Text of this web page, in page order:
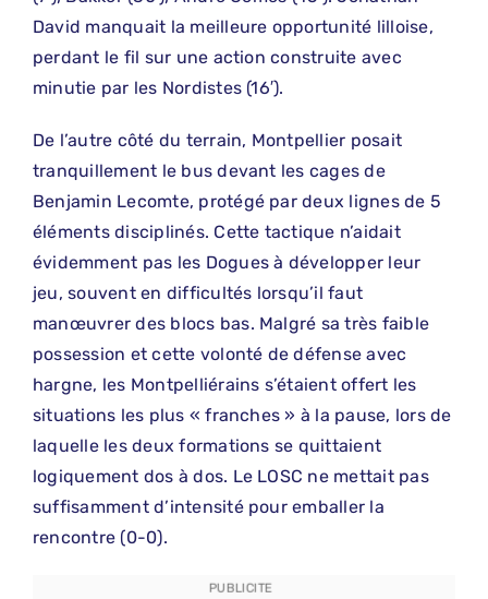
David manquait la meilleure opportunité lilloise,
perdant le fil sur une action construite avec
minutie par les Nordistes (16′).
De l’autre côté du terrain, Montpellier posait
tranquillement le bus devant les cages de
Benjamin Lecomte, protégé par deux lignes de 5
éléments disciplinés. Cette tactique n’aidait
évidemment pas les Dogues à développer leur
jeu, souvent en difficultés lorsqu’il faut
manœuvrer des blocs bas. Malgré sa très faible
possession et cette volonté de défense avec
hargne, les Montpelliérains s’étaient offert les
situations les plus « franches » à la pause, lors de
laquelle les deux formations se quittaient
logiquement dos à dos. Le LOSC ne mettait pas
suffisamment d’intensité pour emballer la
rencontre (0-0).
PUBLICITE